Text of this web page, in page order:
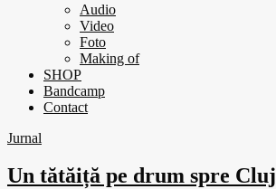
Audio
Video
Foto
Making of
SHOP
Bandcamp
Contact
Jurnal
Un tătăiță pe drum spre Cluj